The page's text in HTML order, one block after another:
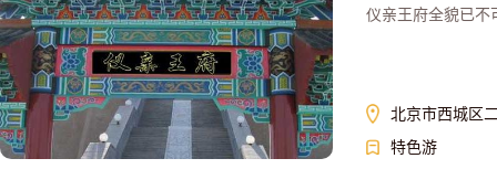
仪亲王府全貌已不
北京市西城区
特色游